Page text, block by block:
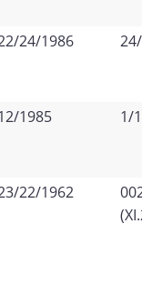
24/1986
1985 1/
22/1962